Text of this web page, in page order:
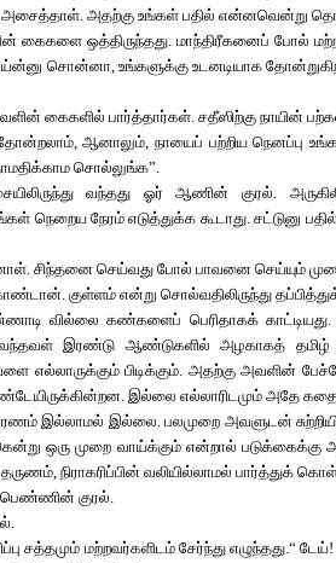
அசைத்தாள். அதற்கு உங்கள் பதில் என்னவென்று
கைகளை ஒத்திருந்தது. மாந்திரீகனைப் போல்
சொன்னா, உங்களுக்கு உடனடியாக
கைகளில் பார்த்தார்கள். சதீஸிற்கு நாயின்
ஆனாலும், நாயைப் பற்றிய நெனப்பு
சொல்லுங்க”.
வந்தது ஓர் ஆணின் குரல்.
நேரம் எடுத்துக்க கூடாது. சட்டுனு
சிந்தனை செய்வது போல் பாவனை செய்யும்
குள்ளம் என்று சொல்வதிலிருந்து
வில்லை கண்களைப் பெரிதாகக் காட்டியது.
வந்தவள் இரண்டு ஆண்டுகளில் அழகாகத்
எல்லாருக்கும் பிடிக்கும். அதற்கு அவளின்
இல்லை எல்லாரிடமும் அதே
இல்லாமல் இல்லை. பலமுறை அவளுடன்
ஒரு முறை வாய்க்கும் என்றால்
நிராகரிப்பின் வலியில்லாமல் பார்த்துக்
பெண்ணின் குரல்.
சத்தமும் மற்றவர்களிடம் சேர்ந்து எழுந்தது.“